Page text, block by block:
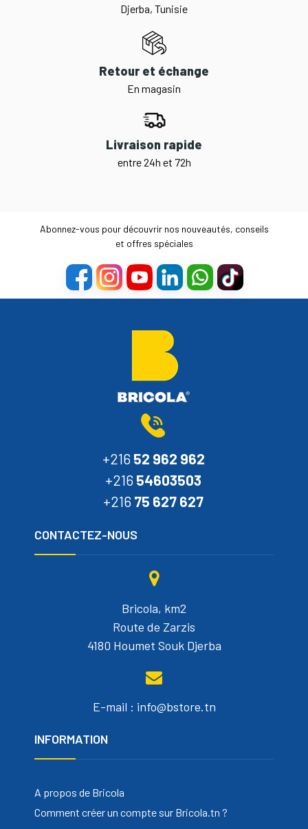
Djerba, Tunisie
Retour et échange
En magasin
Livraison rapide
entre 24h et 72h
Abonnez-vous pour découvrir nos nouveautés, conseils
et offres spéciales
+216 52 962 962
+216 54603503
+216 75 627 627
CONTACTEZ-NOUS
Bricola, km2
Route de Zarzis
4180 Houmet Souk Djerba
E-mail : info@bstore.tn
INFORMATION
A propos de Bricola
Comment créer un compte sur Bricola.tn ?